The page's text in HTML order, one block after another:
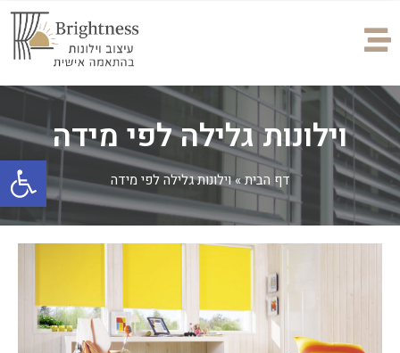
וילונות גלילה לפי מידה
דף הבית»וילונות גלילה לפי מידה